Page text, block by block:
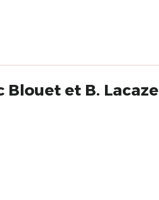
Blouet et B. Lacaze